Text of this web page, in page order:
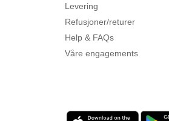
Levering
Refusjoner/returer
Help & FAQs
Våre engagements